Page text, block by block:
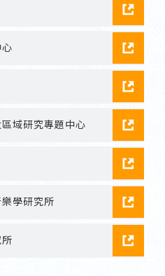
域研究專題中心
學研究所